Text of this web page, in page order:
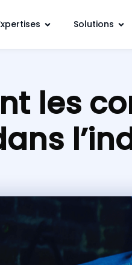
Solutions
les